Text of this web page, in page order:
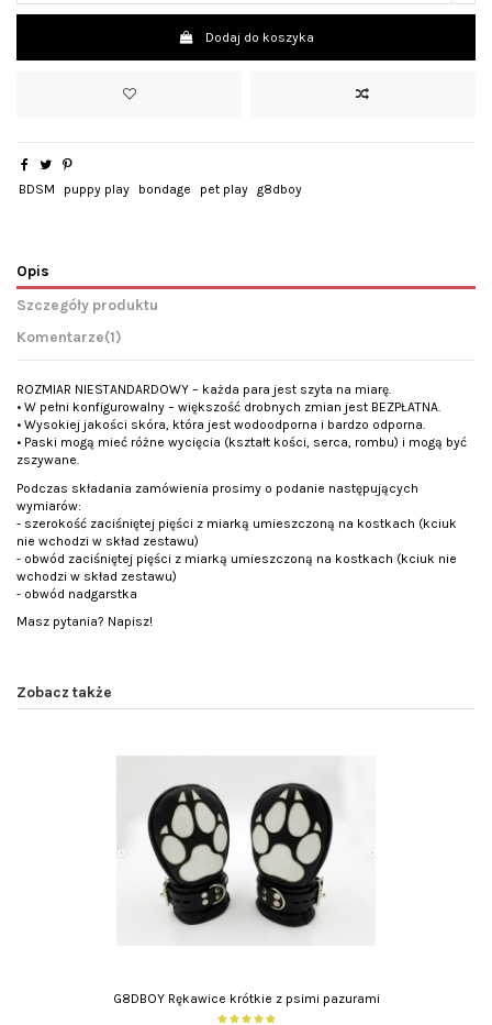
Dodaj do koszyka
BDSM puppy play bondage pet play g8dboy
Opis
Szczegóły produktu
Komentarze(1)
ROZMIAR NIESTANDARDOWY – każda para jest szyta na miarę.
• W pełni konfigurowalny – większość drobnych zmian jest BEZPŁATNA.
• Wysokiej jakości skóra, która jest wodoodporna i bardzo odporna.
• Paski mogą mieć różne wycięcia (kształt kości, serca, rombu) i mogą być
zszywane.
Podczas składania zamówienia prosimy o podanie następujących
wymiarów:
- szerokość zaciśniętej pięści z miarką umieszczoną na kostkach (kciuk
nie wchodzi w skład zestawu)
- obwód zaciśniętej pięści z miarką umieszczoną na kostkach (kciuk nie
wchodzi w skład zestawu)
- obwód nadgarstka
Masz pytania? Napisz!
Zobacz także
G8DBOY Rękawice krótkie z psimi pazurami